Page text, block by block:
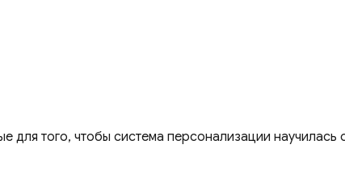
того, чтобы система персонализации